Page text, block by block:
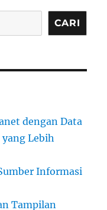
CARI
dengan Data
Lebih
Informasi
Tampilan